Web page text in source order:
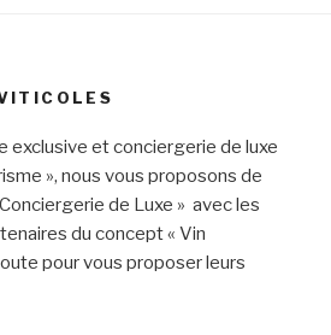
et conciergerie de luxe
», nous vous proposons de
de Luxe » avec les
du concept « Vin
pour vous proposer leurs